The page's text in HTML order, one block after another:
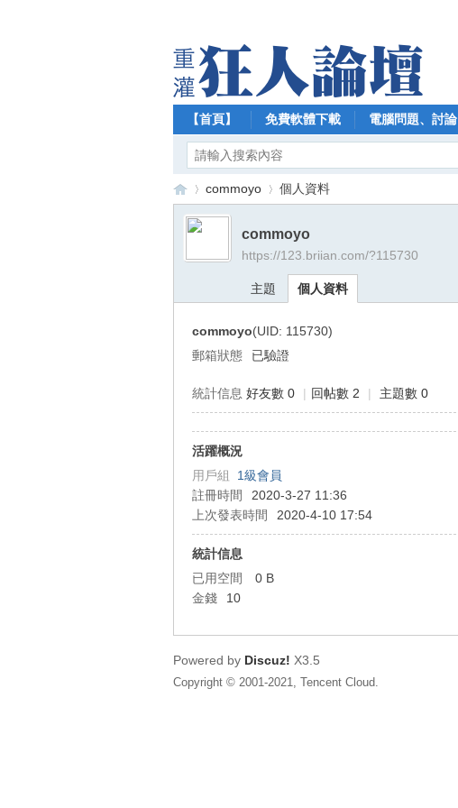
【首頁】 免費軟體下載 電腦問題、討論
›
commoyo 個人資料
commoyo
https://123.briian.com/?115730
主題 個人資料
commoyo(UID: 115730)
郵箱狀態
已驗證
統計信息 好友數 0 | 回帖數 2 | 主題數 0
活躍概況
用戶組 1級會員
註冊時間
2020-3-27 11:36
上次發表時間
2020-4-10 17:54
統計信息
已用空間
0 B
金錢
10
Powered by Discuz! X3.5
Copyright © 2001-2021, Tencent Cloud.